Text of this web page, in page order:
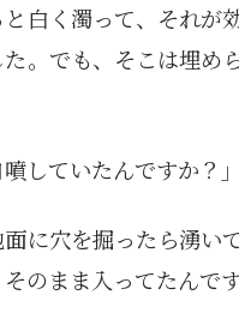
と白く濁って、それが
。でも、そこは埋め
噴していたんですか？」
面に穴を掘ったら湧い
のまま入ってたんです